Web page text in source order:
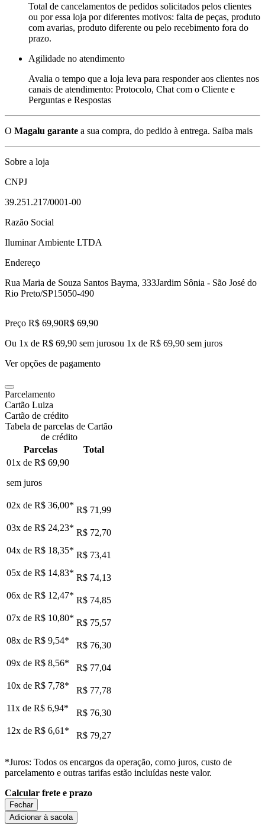
Total de cancelamentos de pedidos solicitados pelos clientes
ou por essa loja por diferentes motivos: falta de peças, produto
com avarias, produto diferente ou pelo recebimento fora do
prazo.
Agilidade no atendimento
Avalia o tempo que a loja leva para responder aos clientes nos
canais de atendimento: Protocolo, Chat com o Cliente e
Perguntas e Respostas
O Magalu garante a sua compra, do pedido à entrega. Saiba mais
Sobre a loja
CNPJ
39.251.217/0001-00
Razão Social
Iluminar Ambiente LTDA
Endereço
Rua Maria de Souza Santos Bayma, 333Jardim Sônia - São José do
Rio Preto/SP15050-490
Preço R$ 69,90R$ 69,90
Ou 1x de R$ 69,90 sem jurosou 1x de R$ 69,90 sem juros
Ver opções de pagamento
Parcelamento
Cartão Luiza
Cartão de crédito
Tabela de parcelas de Cartão
de crédito
Parcelas
Total
01x de R$ 69,90
sem juros
02x de R$ 36,00* R$ 71,99
03x de R$ 24,23* R$ 72,70
04x de R$ 18,35* R$ 73,41
05x de R$ 14,83* R$ 74,13
06x de R$ 12,47* R$ 74,85
07x de R$ 10,80* R$ 75,57
08x de R$ 9,54*
R$ 76,30
09x de R$ 8,56*
R$ 77,04
10x de R$ 7,78*
R$ 77,78
11x de R$ 6,94*
R$ 76,30
12x de R$ 6,61 * R$ 79,27
*Juros: Todos os encargos da operação, como juros, custo de
parcelamento e outras tarifas estão incluídas neste valor.
Calcular frete e prazo
Fechar
Adicionar à sacola